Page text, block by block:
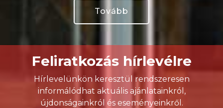
Tovább
Feliratkozás hírlevélre
Hírlevelünkön keresztül rendszeresen
informálódhat aktuális ajánlatainkról,
újdonságainkról és eseményeinkről.